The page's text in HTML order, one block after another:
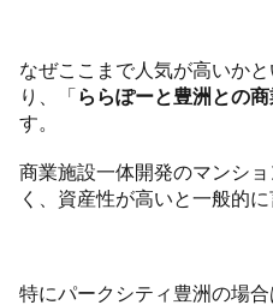
なぜここまで人気が高いか
り、「ららぽーと豊洲との商
す。
商業施設一体開発のマンシ
く、資産性が高いと一般的に
特にパークシティ豊洲の場